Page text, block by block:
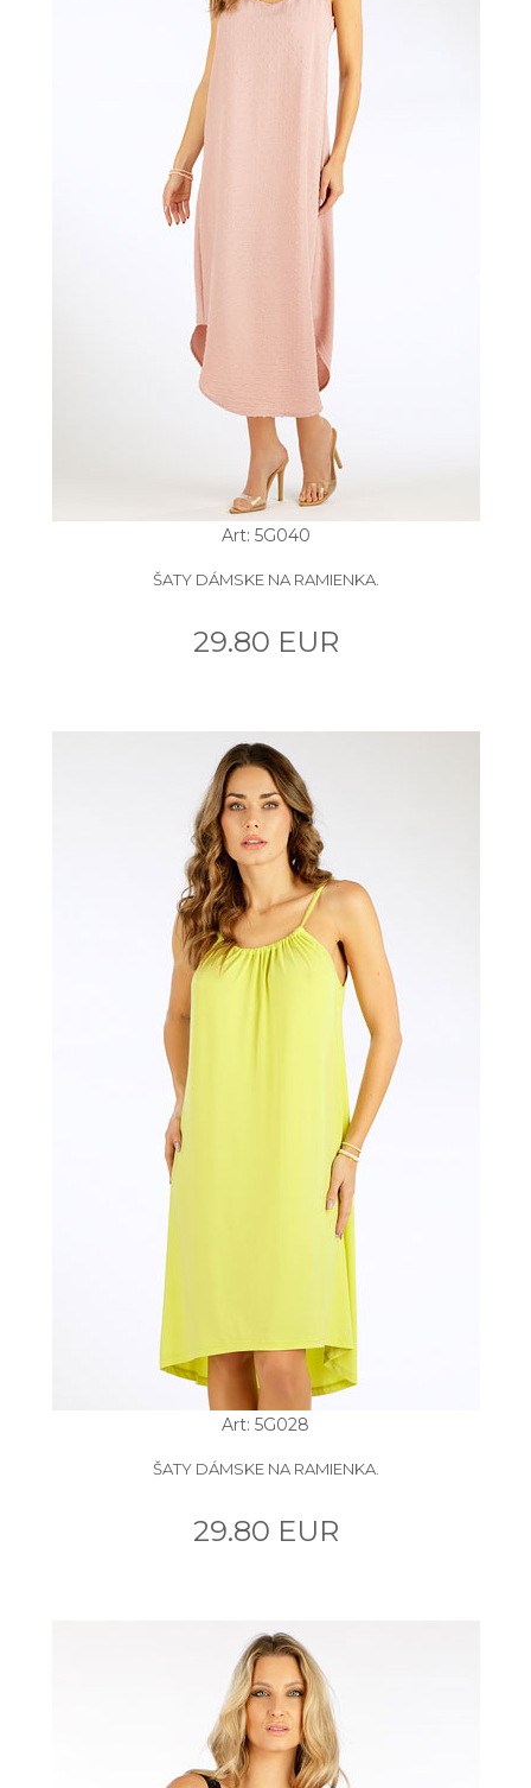
Art: 5G040
ŠATY DÁMSKE NA RAMIENKA.
29.80 EUR
Art: 5G028
ŠATY DÁMSKE NA RAMIENKA.
29.80 EUR